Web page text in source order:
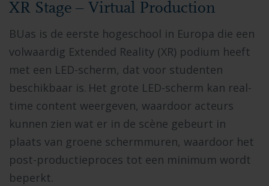
XR Stage – Virtual Production
BUas is de eerste hogeschool in Europa die een
volwaardig Extended Reality (XR) podium heeft
met een LED-scherm, dat voor studenten
beschikbaar is. Het grote LED-scherm kan real-
time content weergeven, waardoor acteurs
kunnen zien wat er in de scène gebeurt in
plaats van groene schermmuren, waardoor het
post-productieproces tot een minimum wordt
beperkt.